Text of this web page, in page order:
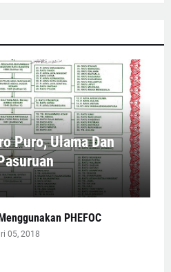
Puro, Ulama Dan
PHEFOC
05, 2018